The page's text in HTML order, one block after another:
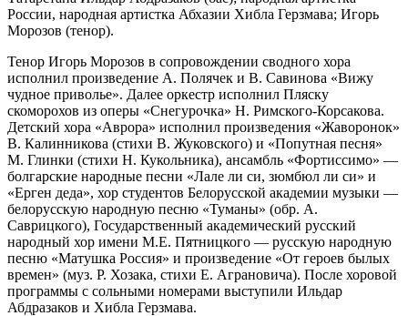
России, народная артистка Абхазии Хибла Герзмава; Игорь
Морозов (тенор).
Тенор Игорь Морозов в сопровождении сводного хора
исполнил произведение А. Полячек и В. Савинова «Вижу
чудное приволье». Далее оркестр исполнил Пляску
скоморохов из оперы «Снегурочка» Н. Римского-Корсакова.
Детский хора «Аврора» исполнил произведения «Жаворонок»
В. Калинникова (стихи В. Жуковского) и «Попутная песня»
М. Глинки (стихи Н. Кукольника), ансамбль «Фортиссимо» —
болгарские народные песни «Лале ли си, зюмбюл ли си» и
«Ерген деда», хор студентов Белорусской академии музыки —
белорусскую народную песню «Туманы» (обр. А.
Саврицкого), Государственный академический русский
народный хор имени М.Е. Пятницкого — русскую народную
песню «Матушка Россия» и произведение «От героев былых
времен» (муз. Р. Хозака, стихи Е. Аграновича). После хоровой
программы с сольными номерами выступили Ильдар
Абдразаков и Хибла Герзмава.